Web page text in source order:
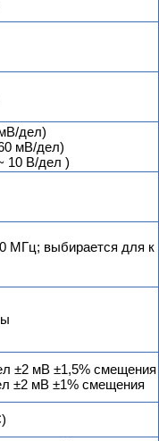
дел)
мВ/дел)
10 В/дел )
МГц; выбирается для к
±2 мВ ±1,5% смещения
±2 мВ ±1% смещения